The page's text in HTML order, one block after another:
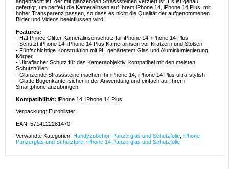
gefertigt, um perfekt die Kameralinsen auf Ihrem iPhone 14, iPhone 14 Plus, mit
hoher Transparenz passen, so dass es nicht die Qualität der aufgenommenen
Bilder und Videos beeinflussen wird.
Features:
- Hat Prince Glitter Kameralinsenschutz für iPhone 14, iPhone 14 Plus
- Schützt iPhone 14, iPhone 14 Plus Kameralinsen vor Kratzern und Stößen
- Fünfschichtige Konstruktion mit 9H gehärtetem Glas und Aluminiumlegierung
Körper
- Ultraflacher Schutz für das Kameraobjektiv, kompatibel mit den meisten
Schutzhüllen
- Glänzende Strasssteine machen Ihr iPhone 14, iPhone 14 Plus ultra-stylish
- Glatte Bogenkante, sicher in der Anwendung und einfach auf Ihrem
Smartphone anzubringen
Kompatibilität: iPhone 14, iPhone 14 Plus
Verpackung: Euroblister
EAN: 5714122281470
Verwandte Kategorien: Handyzubehör, Panzerglas und Schutzfolie iPhone
Panzerglas und Schutzfolie iPhone 14 Panzerglas und Schutzfolie